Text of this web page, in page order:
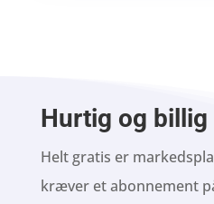
Hurtig og billig
Helt gratis er
kræver et abonnement